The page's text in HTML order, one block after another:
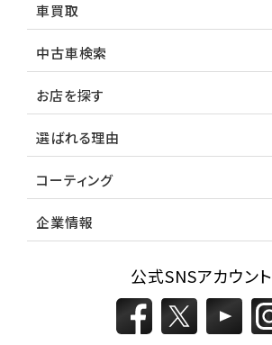
車買取
中古車検索
お店を探す
選ばれる理由
コーティング
企業情報
公式SNSアカウント